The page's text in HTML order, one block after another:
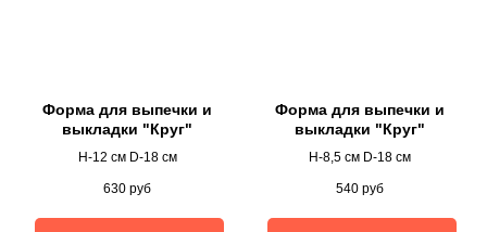
Форма для выпечки и
выкладки "Круг"
H-12 см D-18 см
630 руб
Форма для выпечки и
выкладки "Круг"
H-8,5 см D-18 см
540 руб